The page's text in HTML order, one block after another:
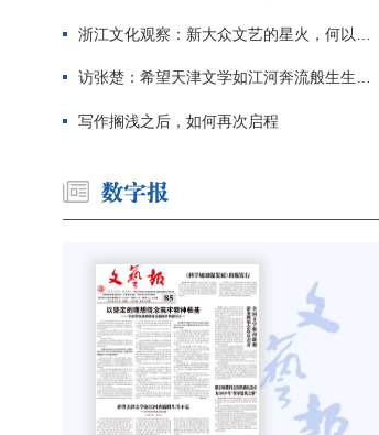
浙江文化观察：新大众文艺的星火，何以燎原？
访张楚：希望天津文学如江河奔流般生生不息
写作搁浅之后，如何再次启程